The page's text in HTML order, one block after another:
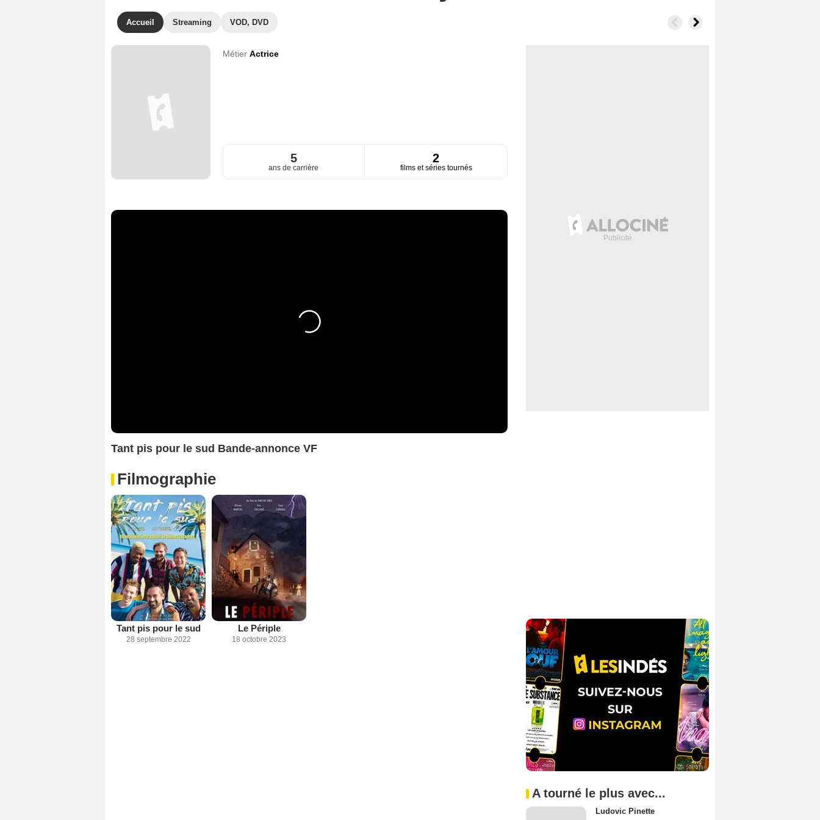
Accueil Streaming VOD, DVD
Métier Actrice
5
ans de carrière
2
films et séries tournés
Tant pis pour le sud Bande-annonce VF
Filmographie
Tant pis pour le sud
28 septembre 2022
Le Périple
18 octobre 2023
A tourné le plus avec...
Ludovic Pinette